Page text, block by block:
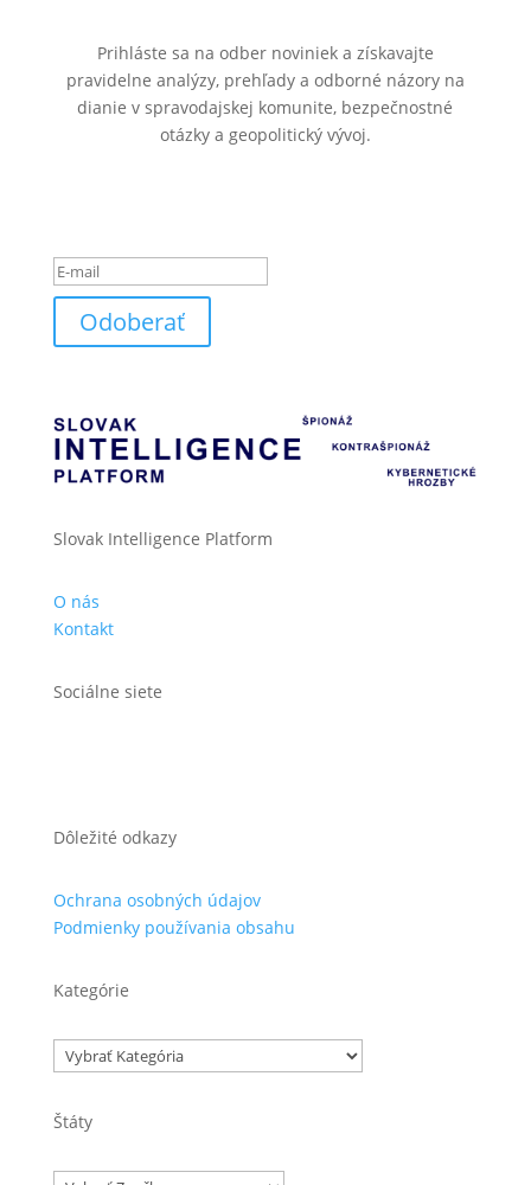
Prihláste sa na odber noviniek a získavajte
pravidelne analýzy, prehľady a odborné názory na
dianie v spravodajskej komunite, bezpečnostné
otázky a geopolitický vývoj.
Odoberať
Slovak Intelligence Platform
O nás
Kontakt
Sociálne siete
Dôležité odkazy
Ochrana osobných údajov
Podmienky používania obsahu
Kategórie
Kategórie
Štáty